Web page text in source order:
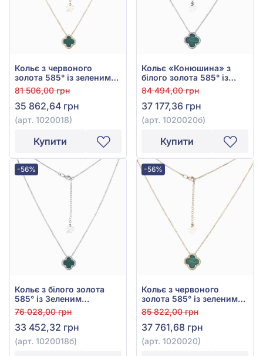
Кольє з червоного
золота 585° із зеленим
малахітом, арт. 1020018
81 506,00 грн
35 862,64 грн
(арт. 1020018)
Купити
Кольє «Конюшина» з
білого золота 585° із
Зеленим Малахітом, арт.
1020020б
84 494,00 грн
37 177,36 грн
(арт. 1020020б)
Купити
-56%
Кольє з білого золота
585° із Зеленим
Малахітом, арт. 1020018б
76 028,00 грн
33 452,32 грн
(арт. 1020018б)
-56%
Кольє з червоного
золота 585° із зеленим
малахітом, арт. 1020020
85 822,00 грн
37 761,68 грн
(арт. 1020020)